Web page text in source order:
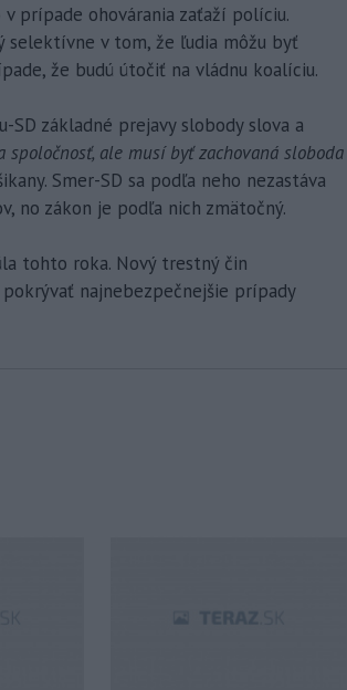
prípade ohovárania zaťaží políciu.
selektívne v tom, že ľudia môžu byť
že budú útočiť na vládnu koalíciu.
SD základné prejavy slobody slova a
ale musí byť zachovaná sloboda
Smer-SD sa podľa neho nezastáva
no zákon je podľa nich zmätočný.
tohto roka. Nový trestný čin
najnebezpečnejšie prípady